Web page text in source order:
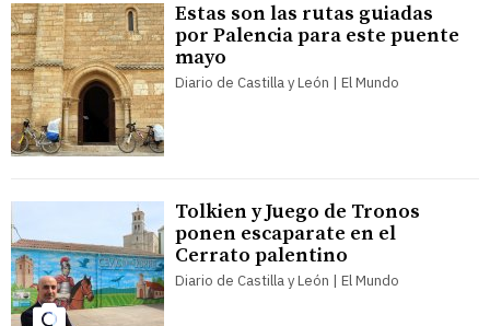
Estas son las rutas guiadas
por Palencia para este puente
mayo
Diario de Castilla y León | El Mundo
Tolkien y Juego de Tronos
ponen escaparate en el
Cerrato palentino
Diario de Castilla y León | El Mundo